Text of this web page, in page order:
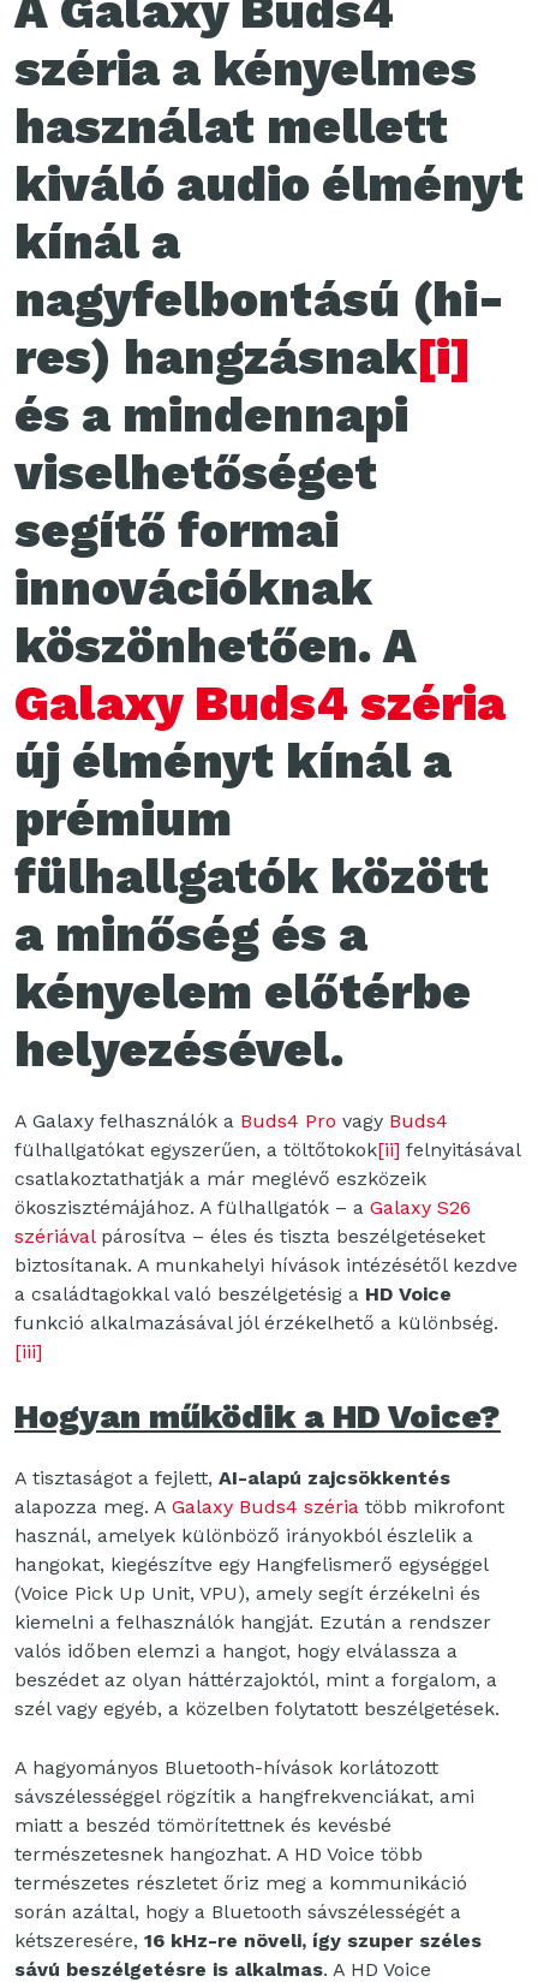
széria a kényelmes
használat mellett
kiváló audio élményt
kínál a
nagyfelbontású (hi-
res) hangzásnak[i]
és a mindennapi
viselhetőséget
segítő formai
innovációknak
köszönhetően. A
Galaxy Buds4 széria
új élményt kínál a
prémium
fülhallgatók között
a minőség és a
kényelem előtérbe
helyezésével.
A Galaxy felhasználók a Buds4 Pro vagy Buds4
fülhallgatókat egyszerűen, a töltőtokok[ii] felnyitásával
csatlakoztathatják a már meglévő eszközeik
ökoszisztémájához. A fülhallgatók – a Galaxy S26
szériávalpárosítva – éles és tiszta beszélgetéseket
biztosítanak. A munkahelyi hívások intézésétől kezdve
a családtagokkal való beszélgetésig a HD Voice
funkció alkalmazásával jól érzékelhető a különbség.
[iii]
Hogyan működik a HD Voice?
A tisztaságot a fejlett, AI-alapú zajcsökkentés
alapozza meg. A Galaxy Buds4 széria több mikrofont
használ, amelyek különböző irányokból észlelik a
hangokat, kiegészítve egy Hangfelismerő egységgel
(Voice Pick Up Unit, VPU), amely segít érzékelni és
kiemelni a felhasználók hangját. Ezután a rendszer
valós időben elemzi a hangot, hogy elválassza a
beszédet az olyan háttérzajoktól, mint a forgalom, a
szél vagy egyéb, a közelben folytatott beszélgetések.
A hagyományos Bluetooth-hívások korlátozott
sávszélességgel rögzítik a hangfrekvenciákat, ami
miatt a beszéd tömörítettnek és kevésbé
természetesnek hangozhat. A HD Voice több
természetes részletet őriz meg a kommunikáció
során azáltal, hogy a Bluetooth sávszélességét a
kétszeresére, 16 kHz-re növeli, így szuper széles
sávú beszélgetésre is alkalmas. A HD Voice